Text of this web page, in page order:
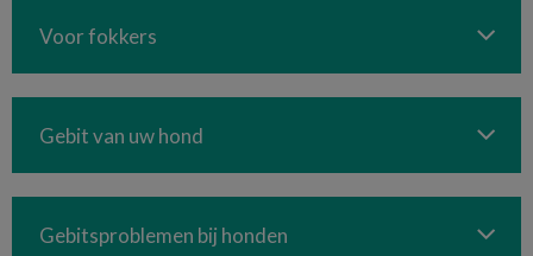
Voor fokkers
Gebit van uw hond
Gebitsproblemen bij honden